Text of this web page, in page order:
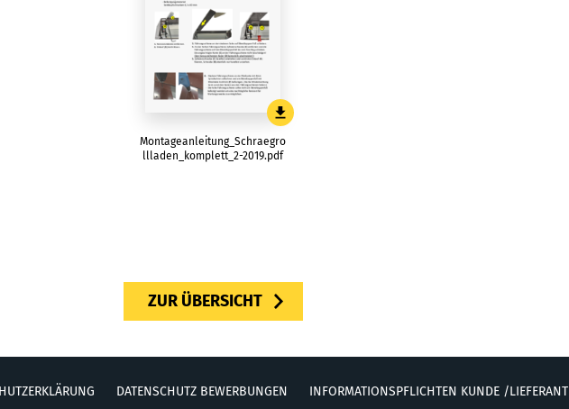
Montageanleitung_Schraegro
llladen_komplett_2-2019.pdf
ZUR ÜBERSICHT
DATENSCHUTZ BEWERBUNGEN INFORMATIONSPFLICHTEN KUNDE /LIEFERANT